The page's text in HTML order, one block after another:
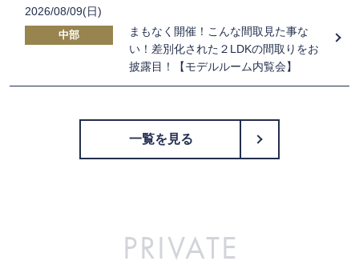
2026/08/09(日)
中部
まもなく開催！こんな間取見た事な
い！差別化された２LDKの間取りをお
披露目！【モデルルーム内覧会】
一覧を見る
PRIVATE